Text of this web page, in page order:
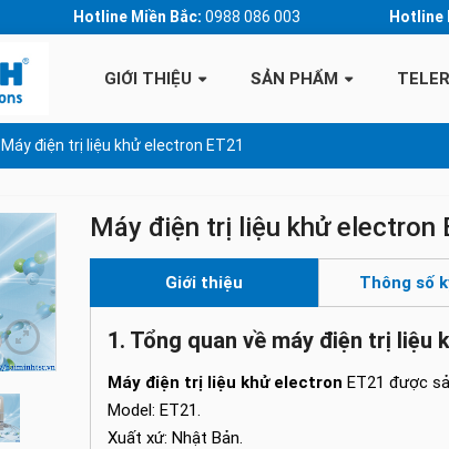
Hotline Miền Bắc: 0988 086 003 Hotline
GIỚI THIỆU SẢN PHẨM
Máy điện trị liệu khử electron ET21
Máy điện trị liệu khử electron
Giới thiệu Thông số
1. Tổng quan về máy điện trị liệu
Máy điện trị liệu khử electron ET21 được
Model: ET21.
Xuất xứ: Nhật Bản.